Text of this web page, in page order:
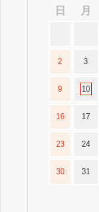
日
月
2 3
9 10
16 17
23 24
30 31